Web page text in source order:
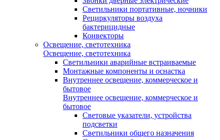
Светильники портативные, ночники
Рециркуляторы воздуха
бактерицидные
Конвекторы
Освещение, светотехника
Освещение, светотехника
Светильники аварийные встраиваемые
Монтажные компоненты и оснастка
Внутреннее освещение, коммерческое и
бытовое
Внутреннее освещение, коммерческое и
бытовое
Световые указатели, устройства
подсветки
Светильники общего назначения